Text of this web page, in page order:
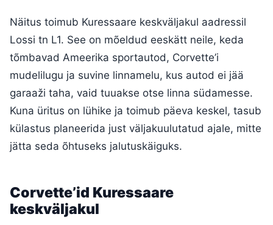
Näitus toimub Kuressaare keskväljakul aadressil
Lossi tn L1. See on mõeldud eeskätt neile, keda
tõmbavad Ameerika sportautod, Corvette’i
mudelilugu ja suvine linnamelu, kus autod ei jää
garaaži taha, vaid tuuakse otse linna südamesse.
Kuna üritus on lühike ja toimub päeva keskel, tasub
külastus planeerida just väljakuulutatud ajale, mitte
jätta seda õhtuseks jalutuskäiguks.
Corvette’id Kuressaare
keskväljakul